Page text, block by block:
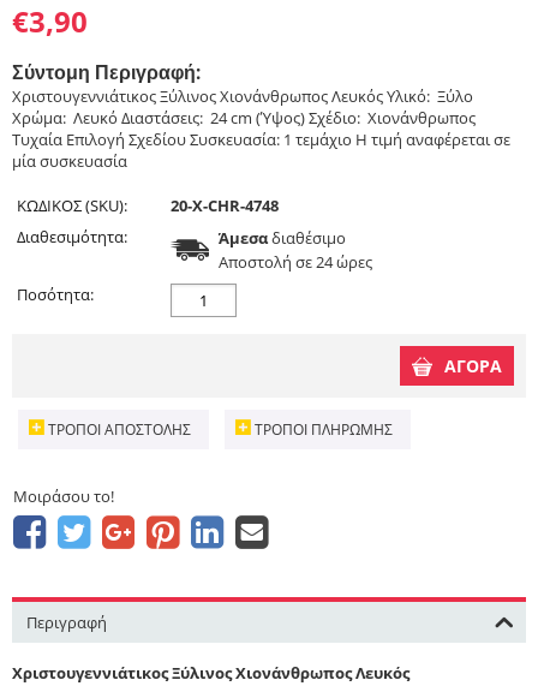
€3,90
Σύντομη Περιγραφή:
Χριστουγεννιάτικος Ξύλινος Χιονάνθρωπος Λευκός Υλικό: Ξύλο
Χρώμα: Λευκό Διαστάσεις: 24 cm (Ύψος) Σχέδιο: Χιονάνθρωπος
Τυχαία Επιλογή Σχεδίου Συσκευασία: 1 τεμάχιο Η τιμή αναφέρεται σε
μία συσκευασία
ΚΩΔΙΚΟΣ (SKU):
20-X-CHR-4748
Διαθεσιμότητα:
Άμεσαδιαθέσιμο
Aποστολή σε 24 ώρες
Ποσότητα:
ΑΓΟΡΑ
ΤΡΌΠΟΙ ΑΠΟΣΤΟΛΉΣ ΤΡΌΠΟΙ ΠΛΗΡΩΜΉΣ
Μοιράσου το!
Περιγραφή
Χριστουγεννιάτικος Ξύλινος Χιονάνθρωπος Λευκός